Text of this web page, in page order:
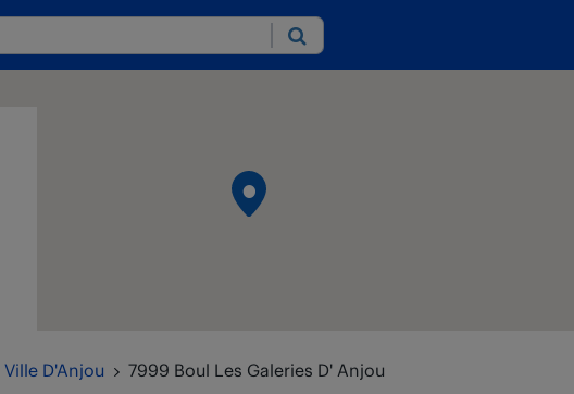
Submit
Ville D'Anjou 7999 Boul Les Galeries D' Anjou